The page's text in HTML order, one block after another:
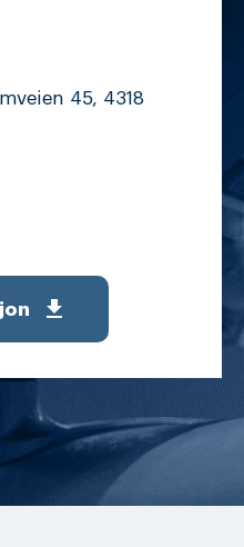
45, 4318
get_app